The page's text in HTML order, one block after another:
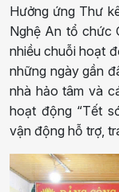
Hưởng ứng Thư
Nghệ An tổ chức
nhiều chuỗi hoạt
những ngày gần
nhà hảo tâm và
hoạt động “Tết
vận động hỗ trợ,